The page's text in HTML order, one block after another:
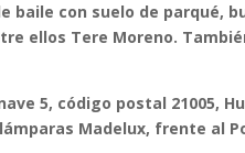
baile con suelo de parqué,
ellos Tere Moreno.
5, código postal 21005,
Madelux, frente al